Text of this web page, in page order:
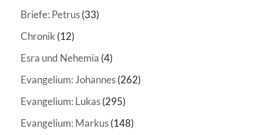
Briefe: Petrus(33)
Chronik (12)
Esra und Nehemia (4)
Evangelium: Johannes(262)
Evangelium: Lukas(295)
Evangelium: Markus(148)